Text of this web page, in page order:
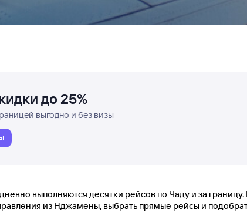
до 25%
выгодно и без визы
выполняются десятки рейсов по Чаду и за
из Нджамены, выбрать прямые рейсы и